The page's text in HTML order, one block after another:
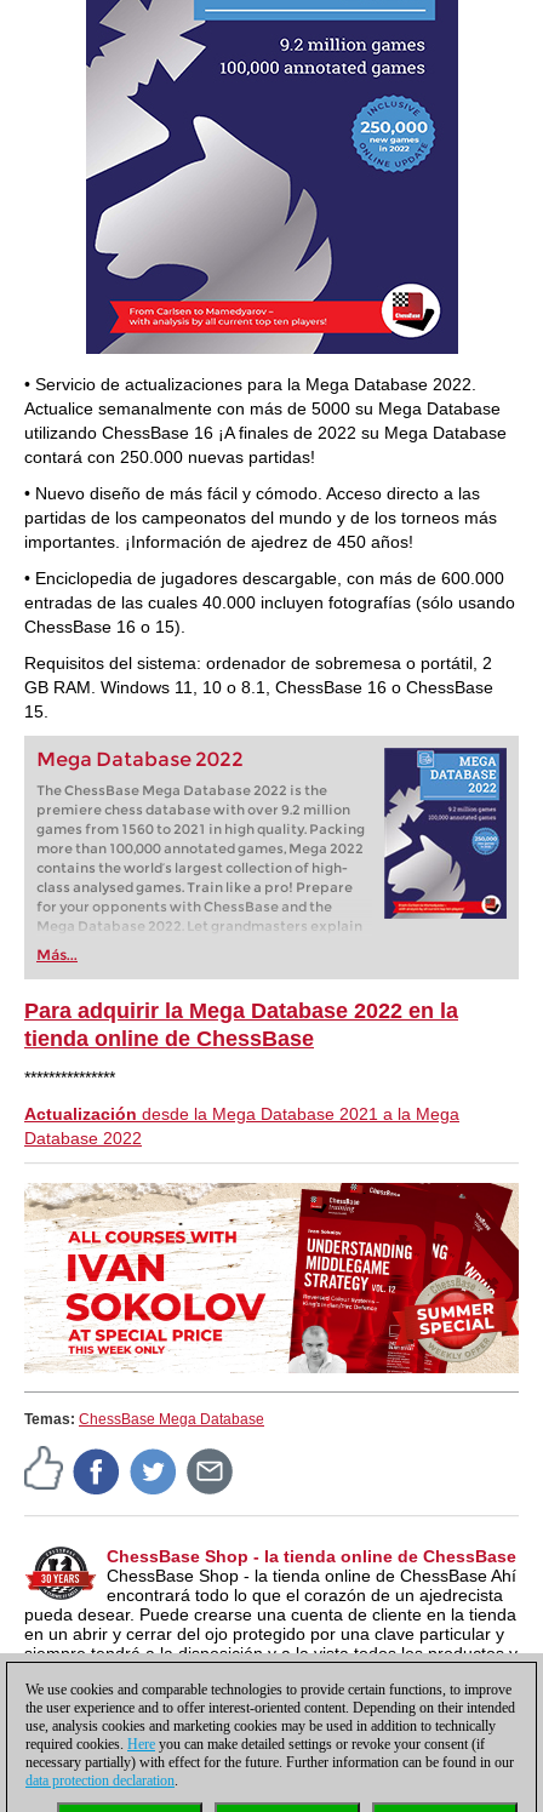
• Servicio de actualizaciones para la Mega Database 2022.
Actualice semanalmente con más de 5000 su Mega Database
utilizando ChessBase 16 ¡A finales de 2022 su Mega Database
contará con 250.000 nuevas partidas!
• Nuevo diseño de más fácil y cómodo. Acceso directo a las
partidas de los campeonatos del mundo y de los torneos más
importantes. ¡Información de ajedrez de 450 años!
• Enciclopedia de jugadores descargable, con más de 600.000
entradas de las cuales 40.000 incluyen fotografías (sólo usando
ChessBase 16 o 15).
Requisitos del sistema: ordenador de sobremesa o portátil, 2
GB RAM. Windows 11, 10 o 8.1, ChessBase 16 o ChessBase
15.
Mega Database 2022
The ChessBase Mega Database 2022 is the
premiere chess database with over 9.2 million
games from 1560 to 2021 in high quality. Packing
more than 100,000 annotated games, Mega 2022
contains the world‘s largest collection of high-
class analysed games. Train like a pro! Prepare
for your opponents with ChessBase and the
Mega Database 2022. Let grandmasters explain
how to best handle your favorite variations,
improve your repertoire and much more.
Más...
Para adquirir la Mega Database 2022 en la
tienda online de ChessBase
***************
Actualización desde la Mega Database 2021 a la Mega
Database 2022
Temas: ChessBase Mega Database
ChessBase Shop - la tienda online de ChessBase
ChessBase Shop - la tienda online de ChessBase Ahí
encontrará todo lo que el corazón de un ajedrecista
pueda desear. Puede crearse una cuenta de cliente en la tienda
en un abrir y cerrar del ojo protegido por una clave particular y
siempre tendrá a la disposición y a la vista todos los productos y
otro ordenador nuevo, por ejemplo.
We use cookies and comparable technologies to provide certain functions, to improve
the user experience and to offer interest-oriented content. Depending on their intended
use, analysis cookies and marketing cookies may be used in addition to technically
required cookies. Here you can make detailed settings or revoke your consent (if
necessary partially) with effect for the future. Further information can be found in our
data protection declaration.